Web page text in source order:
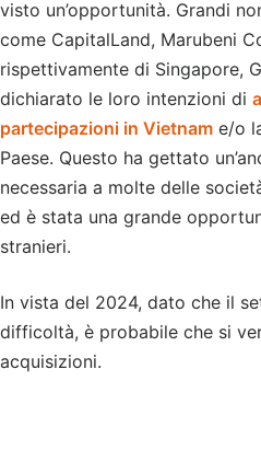
visto un’opportunità. Grandi
come CapitalLand, Marubeni
rispettivamente di Singapore,
dichiarato le loro intenzioni di
partecipazioni in Vietnam e/o
Paese. Questo ha gettato
necessaria a molte delle
ed è stata una grande
stranieri.
In vista del 2024, dato che il
difficoltà, è probabile che si
acquisizioni.